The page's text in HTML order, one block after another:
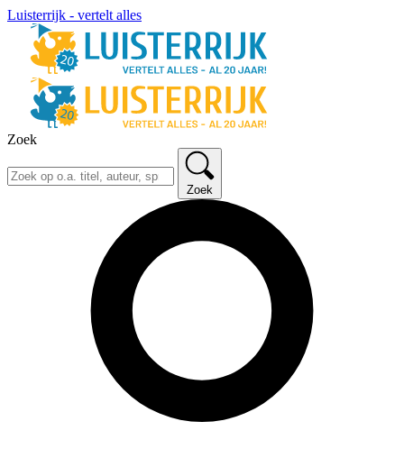
Luisterrijk - vertelt alles
Zoek
Zoek